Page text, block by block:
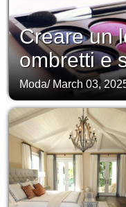
Creare un
ombretti e
Moda/ March 03,